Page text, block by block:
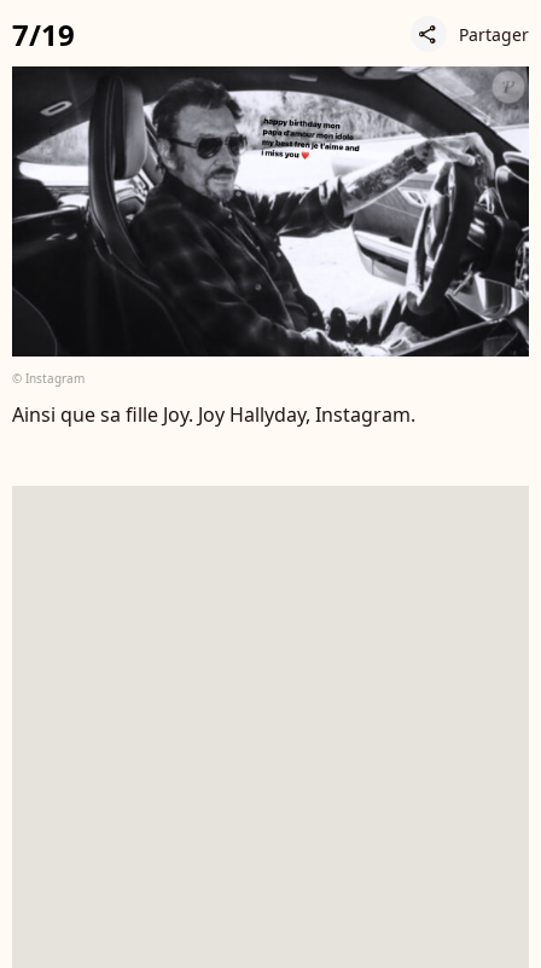
7/19 share Partager
© Instagram
Ainsi que sa fille Joy. Joy Hallyday, Instagram.